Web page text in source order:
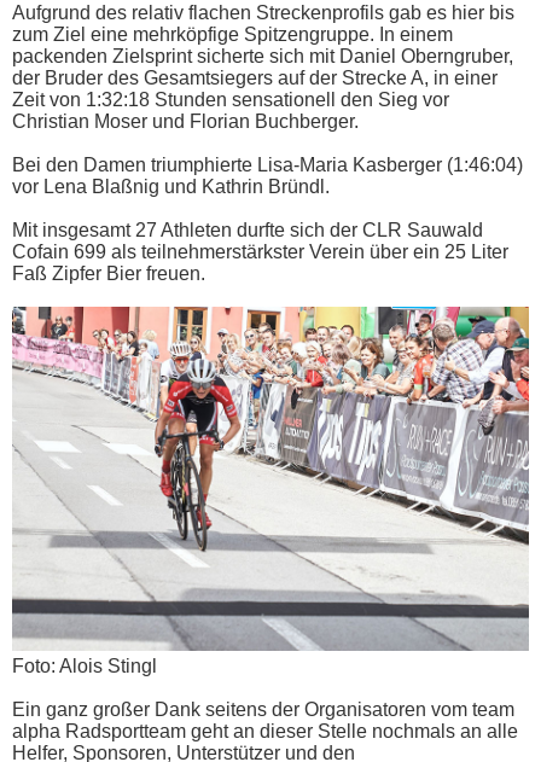
Aufgrund des relativ flachen Streckenprofils gab es hier bis
zum Ziel eine mehrköpfige Spitzengruppe. In einem
packenden Zielsprint sicherte sich mit Daniel Oberngruber,
der Bruder des Gesamtsiegers auf der Strecke A, in einer
Zeit von 1:32:18 Stunden sensationell den Sieg vor
Christian Moser und Florian Buchberger.
Bei den Damen triumphierte Lisa-Maria Kasberger (1:46:04)
vor Lena Blaßnig und Kathrin Bründl.
Mit insgesamt 27 Athleten durfte sich der CLR Sauwald
Cofain 699 als teilnehmerstärkster Verein über ein 25 Liter
Faß Zipfer Bier freuen.
Foto: Alois Stingl
Ein ganz großer Dank seitens der Organisatoren vom team
alpha Radsportteam geht an dieser Stelle nochmals an alle
Helfer, Sponsoren, Unterstützer und den